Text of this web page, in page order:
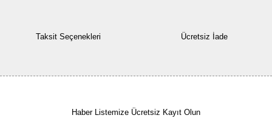
Taksit Seçenekleri Ücretsiz İade
Haber Listemize Ücretsiz Kayıt Olun